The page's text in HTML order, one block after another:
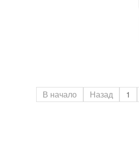
В начало Назад 1